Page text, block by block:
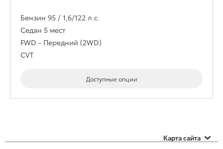
Бензин 95 / 1,6/122 л.с.
Седан 5 мест
FWD - Передний (2WD)
CVT
Доступные опции
Карта сайта